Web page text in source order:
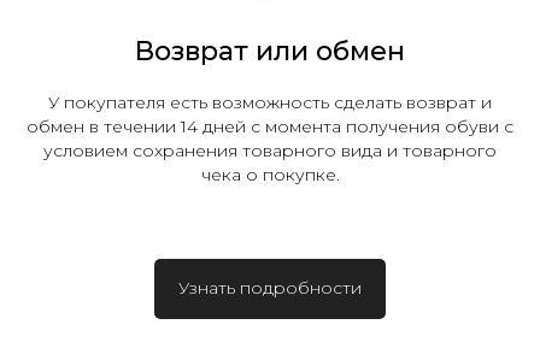
Возврат или обмен
У покупателя есть возможность сделать возврат и
обмен в течении 14 дней с момента получения обуви с
условием сохранения товарного вида и товарного
чека о покупке.
Узнать подробности